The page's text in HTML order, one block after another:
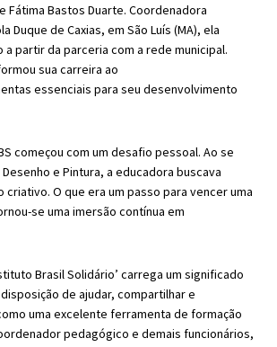
Fátima Bastos Duarte. Coordenadora
Duque de Caxias, em São Luís (MA), ela
partir da parceria com a rede municipal.
sua carreira ao
essenciais para seu desenvolvimento
começou com um desafio pessoal. Ao se
e Pintura, a educadora buscava
criativo. O que era um passo para vencer uma
se uma imersão contínua em
Brasil Solidário’ carrega um significado
de ajudar, compartilhar e
uma excelente ferramenta de formação
pedagógico e demais funcionários,